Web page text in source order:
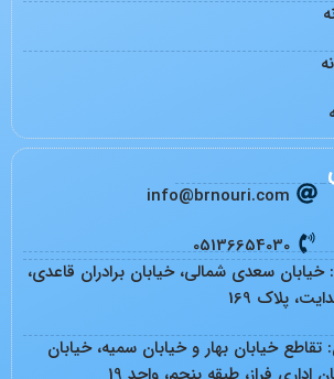
info@brnouri.com
05136654030
خیابان سعدی شمالی، خیابان برادران قاعدی،
پلاک 169
خیابان بهار و خیابان سمیه، خیابان